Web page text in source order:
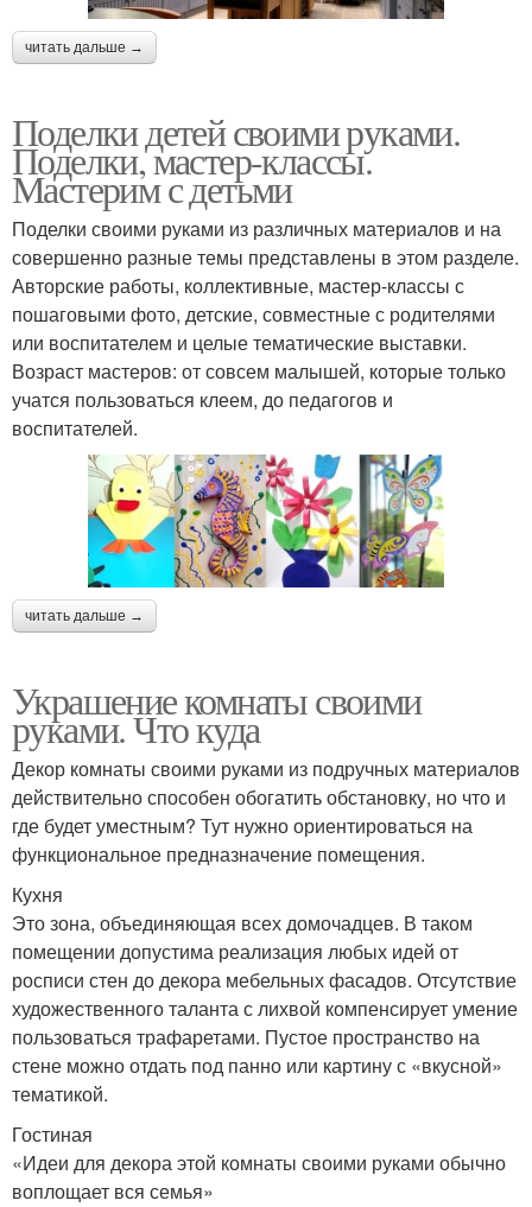
читать дальше →
Поделки детей своими руками.
Поделки, мастер-классы.
Мастерим с детьми
Поделки своими руками из различных материалов и на
совершенно разные темы представлены в этом разделе.
Авторские работы, коллективные, мастер-классы с
пошаговыми фото, детские, совместные с родителями
или воспитателем и целые тематические выставки.
Возраст мастеров: от совсем малышей, которые только
учатся пользоваться клеем, до педагогов и
воспитателей.
читать дальше →
Украшение комнаты своими
руками. Что куда
Декор комнаты своими руками из подручных материалов
действительно способен обогатить обстановку, но что и
где будет уместным? Тут нужно ориентироваться на
функциональное предназначение помещения.
Кухня
Это зона, объединяющая всех домочадцев. В таком
помещении допустима реализация любых идей от
росписи стен до декора мебельных фасадов. Отсутствие
художественного таланта с лихвой компенсирует умение
пользоваться трафаретами. Пустое пространство на
стене можно отдать под панно или картину с «вкусной»
тематикой.
Гостиная
«Идеи для декора этой комнаты своими руками обычно
воплощает вся семья»